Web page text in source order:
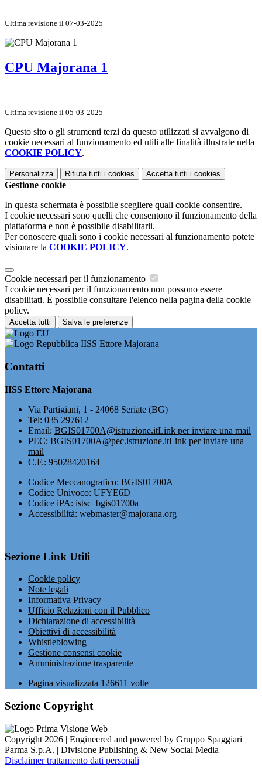
Ultima revisione il 07-03-2025
CPU Majorana 1
Ultima revisione il 05-03-2025
Questo sito o gli strumenti terzi da questo utilizzati si avvalgono di
cookie necessari al funzionamento ed utili alle finalità illustrate nella
COOKIE POLICY.
Personalizza Rifiuta tutti i cookies Accetta tutti i cookies
Gestione cookie
In questa schermata è possibile scegliere quali cookie consentire.
I cookie necessari sono quelli che consentono il funzionamento della
piattaforma e non è possibile disabilitarli.
Per conoscere quali sono i cookie necessari al funzionamento potete
visionare la COOKIE POLICY.
Cookie necessari per il funzionamento
I cookie necessari per il funzionamento non possono essere
disabilitati. È possibile consultare l'elenco nella pagina della cookie
policy.
Accetta tutti Salva le preferenze
IISS Ettore Majorana
Contatti
IISS Ettore Majorana
Via Partigiani, 1 - 24068 Seriate (BG)
Tel: 035 297612
Email: BGIS01700A@istruzione.itLink per inviare una mail
PEC: BGIS01700A@pec.istruzione.itLink per inviare una
mail
C.F.: 95028420164
Codice Meccanografico: BGIS01700A
Codice Univoco: UFYE6D
Codice iPA: istsc_bgis01700a
Accessibilità: webmaster@majorana.org
Sezione Link Utili
Cookie policy
Note legali
Informativa Privacy
Ufficio Relazioni con il Pubblico
Dichiarazione di accessibilità
Obiettivi di accessibilità
Whistleblowing
Gestione consensi cookie
Amministrazione trasparente
Pagina visualizzata 126611 volte
Sezione Copyright
Copyright 2026 | Engineered and powered by Gruppo Spaggiari
Parma S.p.A. | Divisione Publishing & New Social Media
Disclaimer trattamento dati personali